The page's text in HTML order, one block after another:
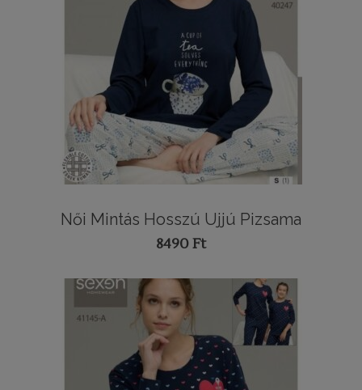
Női Mintás Hosszú Ujjú Pizsama
8490Ft